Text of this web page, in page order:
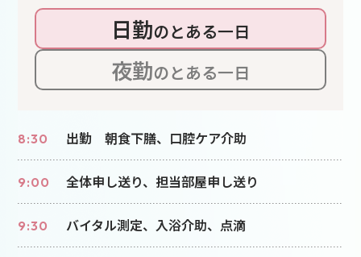
日勤のとある一日
夜勤のとある一日
8:30 出勤 朝食下膳、口腔ケア介助
9:00 全体申し送り、担当部屋申し送り
9:30 バイタル測定、入浴介助、点滴